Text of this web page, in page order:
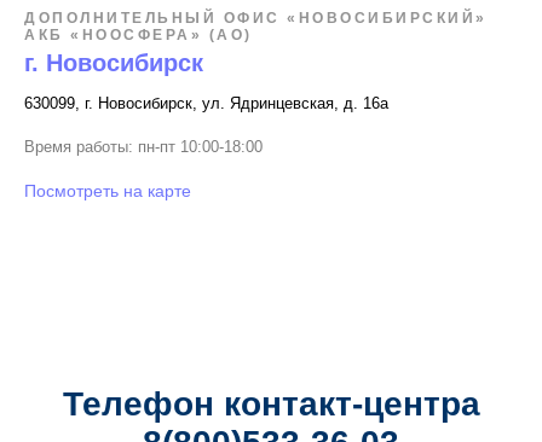
ДОПОЛНИТЕЛЬНЫЙ ОФИС «НОВОСИБИРСКИЙ»
АКБ «НООСФЕРА» (АО)
г. Новосибирск
630099, г. Новосибирск, ул. Ядринцевская, д. 16а
Время работы: пн-пт 10:00-18:00
Посмотреть на карте
Телефон контакт-центра